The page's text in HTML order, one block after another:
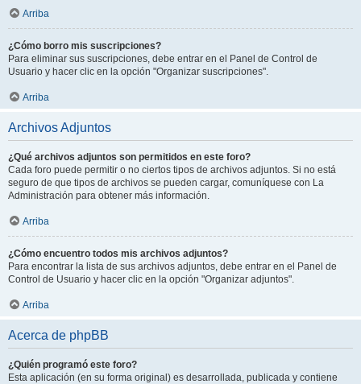
Arriba
¿Cómo borro mis suscripciones?
Para eliminar sus suscripciones, debe entrar en el Panel de Control de
Usuario y hacer clic en la opción "Organizar suscripciones".
Arriba
Archivos Adjuntos
¿Qué archivos adjuntos son permitidos en este foro?
Cada foro puede permitir o no ciertos tipos de archivos adjuntos. Si no está
seguro de que tipos de archivos se pueden cargar, comuníquese con La
Administración para obtener más información.
Arriba
¿Cómo encuentro todos mis archivos adjuntos?
Para encontrar la lista de sus archivos adjuntos, debe entrar en el Panel de
Control de Usuario y hacer clic en la opción "Organizar adjuntos".
Arriba
Acerca de phpBB
¿Quién programó este foro?
Esta aplicación (en su forma original) es desarrollada, publicada y contiene